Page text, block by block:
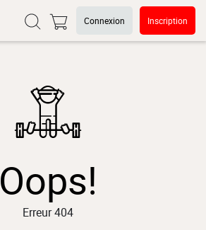
Connexion Inscription
Oops!
Erreur 404